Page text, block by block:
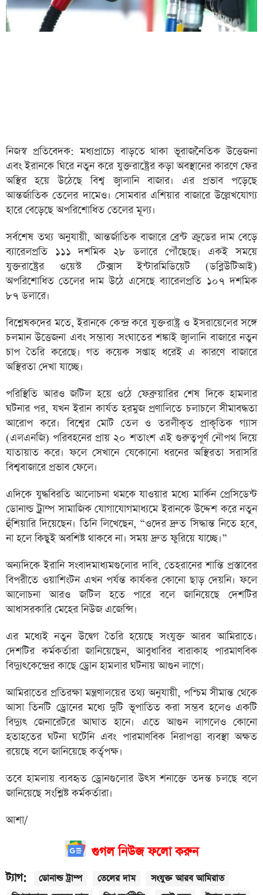
নিজস্ব প্রতিবেদক: মধ্যপ্রাচ্যে বাড়তে থাকা ভূরাজনৈতিক উত্তেজনা
এবং ইরানকে ঘিরে নতুন করে যুক্তরাষ্ট্রের কড়া অবস্থানের কারণে ফের
অস্থির হয়ে উঠেছে বিশ্ব জ্বালানি বাজার। এর প্রভাব পড়েছে
আন্তর্জাতিক তেলের দামেও। সোমবার এশিয়ার বাজারে উল্লেখযোগ্য
হারে বেড়েছে অপরিশোধিত তেলের মূল্য।
সর্বশেষ তথ্য অনুযায়ী, আন্তর্জাতিক বাজারে ব্রেন্ট ক্রুডের দাম বেড়ে
ব্যারেলপ্রতি ১১১ দশমিক ২৮ ডলারে পৌঁছেছে। একই সময়ে
যুক্তরাষ্ট্রের ওয়েস্ট টেক্সাস ইন্টারমিডিয়েট (ডব্লিউটিআই)
অপরিশোধিত তেলের দাম উঠে এসেছে ব্যারেলপ্রতি ১০৭ দশমিক
৮৭ ডলারে।
বিশ্লেষকদের মতে, ইরানকে কেন্দ্র করে যুক্তরাষ্ট্র ও ইসরায়েলের সঙ্গে
চলমান উত্তেজনা এবং সম্ভাব্য সংঘাতের শঙ্কাই জ্বালানি বাজারে নতুন
চাপ তৈরি করেছে। গত কয়েক সপ্তাহ ধরেই এ কারণে বাজারে
অস্থিরতা দেখা যাচ্ছে।
পরিস্থিতি আরও জটিল হয়ে ওঠে ফেব্রুয়ারির শেষ দিকে হামলার
ঘটনার পর, যখন ইরান কার্যত হরমুজ প্রণালিতে চলাচলে সীমাবদ্ধতা
আরোপ করে। বিশ্বের মোট তেল ও তরলীকৃত প্রাকৃতিক গ্যাস
(এলএনজি) পরিবহনের প্রায় ২০ শতাংশ এই গুরুত্বপূর্ণ নৌপথ দিয়ে
যাতায়াত করে। ফলে সেখানে যেকোনো ধরনের অস্থিরতা সরাসরি
বিশ্ববাজারে প্রভাব ফেলে।
এদিকে যুদ্ধবিরতি আলোচনা থমকে যাওয়ার মধ্যে মার্কিন প্রেসিডেন্ট
ডোনাল্ড ট্রাম্প সামাজিক যোগাযোগমাধ্যমে ইরানকে উদ্দেশ করে নতুন
হুঁশিয়ারি দিয়েছেন। তিনি লিখেছেন, “ওদের দ্রুত সিদ্ধান্ত নিতে হবে,
না হলে কিছুই অবশিষ্ট থাকবে না। সময় দ্রুত ফুরিয়ে যাচ্ছে।”
অন্যদিকে ইরানি সংবাদমাধ্যমগুলোর দাবি, তেহরানের শান্তি প্রস্তাবের
বিপরীতে ওয়াশিংটন এখন পর্যন্ত কার্যকর কোনো ছাড় দেয়নি। ফলে
আলোচনা আরও জটিল হতে পারে বলে জানিয়েছে দেশটির
আধাসরকারি মেহের নিউজ এজেন্সি।
এর মধ্যেই নতুন উদ্বেগ তৈরি হয়েছে সংযুক্ত আরব আমিরাতে।
দেশটির কর্মকর্তারা জানিয়েছেন, আবুধাবির বারাকাহ পারমাণবিক
বিদ্যুৎকেন্দ্রের কাছে ড্রোন হামলার ঘটনায় আগুন লাগে।
আমিরাতের প্রতিরক্ষা মন্ত্রণালয়ের তথ্য অনুযায়ী, পশ্চিম সীমান্ত থেকে
আসা তিনটি ড্রোনের মধ্যে দুটি ভূপাতিত করা সম্ভব হলেও একটি
বিদ্যুৎ জেনারেটরে আঘাত হানে। এতে আগুন লাগলেও কোনো
হতাহতের ঘটনা ঘটেনি এবং পারমাণবিক নিরাপত্তা ব্যবস্থা অক্ষত
রয়েছে বলে জানিয়েছে কর্তৃপক্ষ।
তবে হামলায় ব্যবহৃত ড্রোনগুলোর উৎস শনাক্তে তদন্ত চলছে বলে
জানিয়েছে সংশ্লিষ্ট কর্মকর্তারা।
আশা/
গুগল নিউজ ফলো করুন
ট্যাগ: ডোনাল্ড ট্রাম্প তেলের দাম
সংযুক্ত আরব আমিরাত